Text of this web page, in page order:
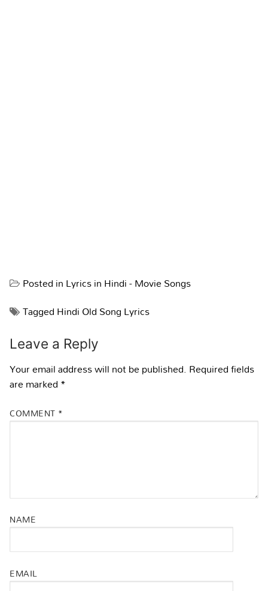
Posted inLyrics in Hindi - Movie Songs
TaggedHindi Old Song Lyrics
Leave a Reply
Your email address will not be published. Required fields
are marked*
COMMENT *
NAME
EMAIL